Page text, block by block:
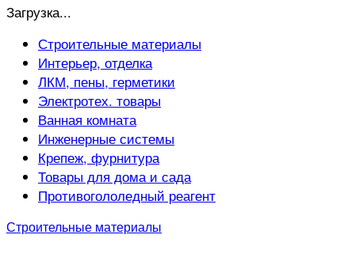
Загрузка...
Строительные материалы
Интерьер, отделка
ЛКМ, пены, герметики
Электротех. товары
Ванная комната
Инженерные системы
Крепеж, фурнитура
Товары для дома и сада
Противогололедный реагент
Строительные материалы